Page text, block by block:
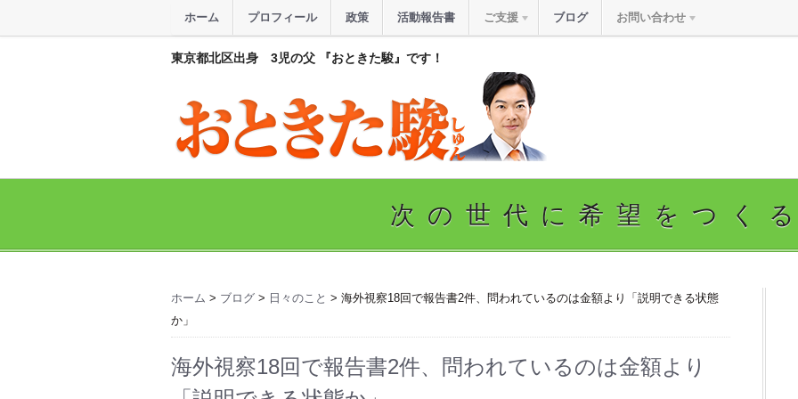
東京都北区出身 3児の父 『おときた駿』です！
ホーム プロフィール 政策 活動報告書 ご支援 ブログ お問い合わせ
次の世代に希望をつく
ホーム > ブログ > 日々のこと > 海外視察18回で報告書2件、問われているのは金額より「説明できる状態
か」
海外視察18回で報告書2件、問われているのは金額より